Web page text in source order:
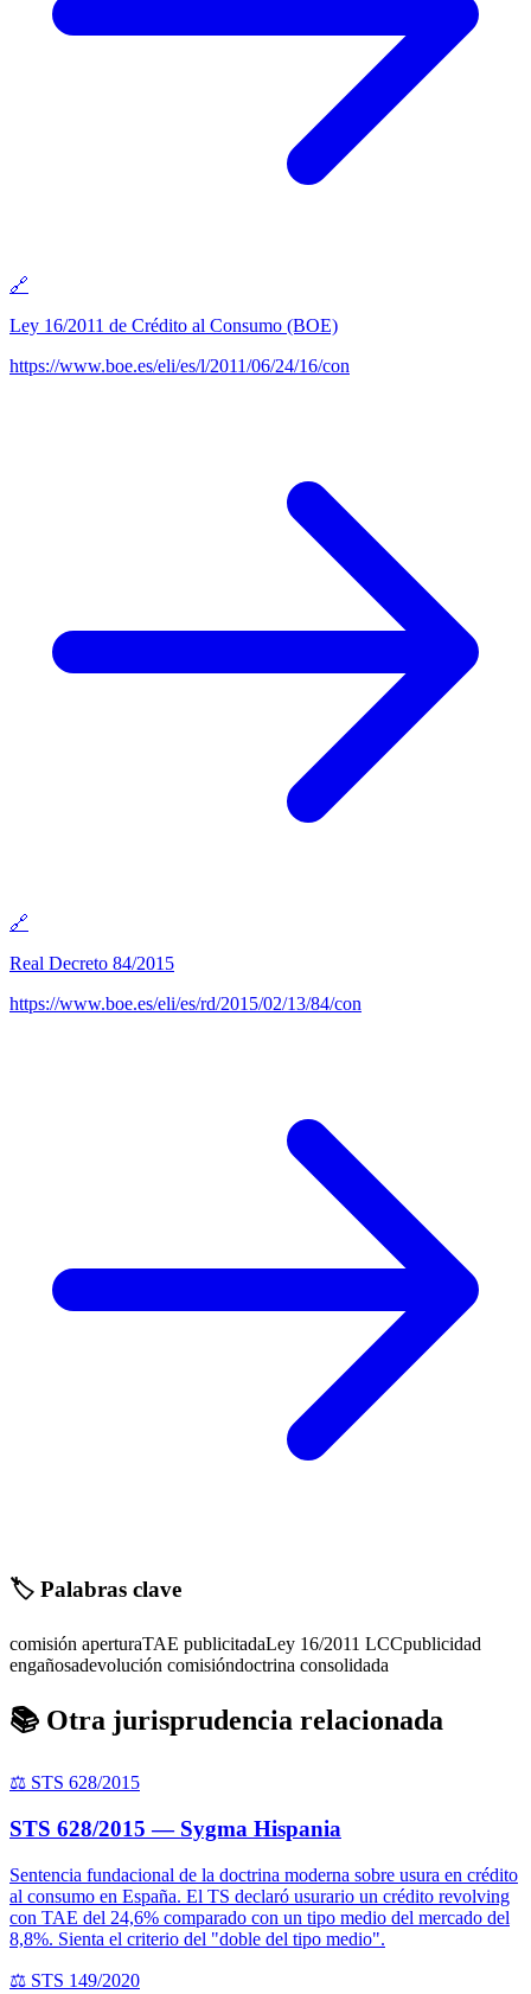
🔗
Ley 16/2011 de Crédito al Consumo (BOE)
https://www.boe.es/eli/es/l/2011/06/24/16/con
🔗
Real Decreto 84/2015
https://www.boe.es/eli/es/rd/2015/02/13/84/con
🏷️ Palabras clave
comisión aperturaTAE publicitadaLey 16/2011 LCCpublicidad
engañosadevolución comisióndoctrina consolidada
📚 Otra jurisprudencia relacionada
⚖️ STS 628/2015
STS 628/2015 — Sygma Hispania
Sentencia fundacional de la doctrina moderna sobre usura en crédito
al consumo en España. El TS declaró usurario un crédito revolving
con TAE del 24,6% comparado con un tipo medio del mercado del
8,8%. Sienta el criterio del "doble del tipo medio".
⚖️ STS 149/2020